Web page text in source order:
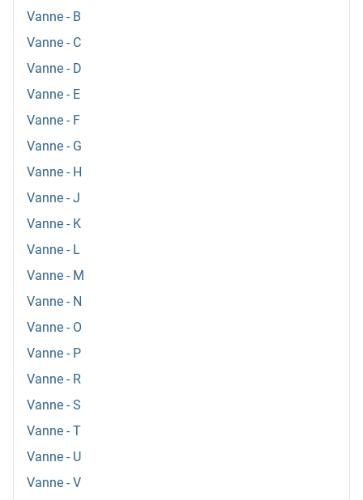
Vanne - B
Vanne - C
Vanne - D
Vanne - E
Vanne - F
Vanne - G
Vanne - H
Vanne - J
Vanne - K
Vanne - L
Vanne - M
Vanne - N
Vanne - O
Vanne - P
Vanne - R
Vanne - S
Vanne - T
Vanne - U
Vanne - V